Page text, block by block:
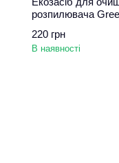
розпилювача
220 грн
В наявності